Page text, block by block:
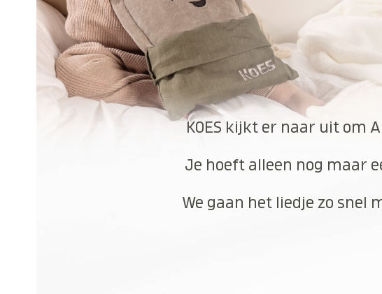
KOES kijkt er naar uit om
Je hoeft alleen nog maar
We gaan het liedje zo snel